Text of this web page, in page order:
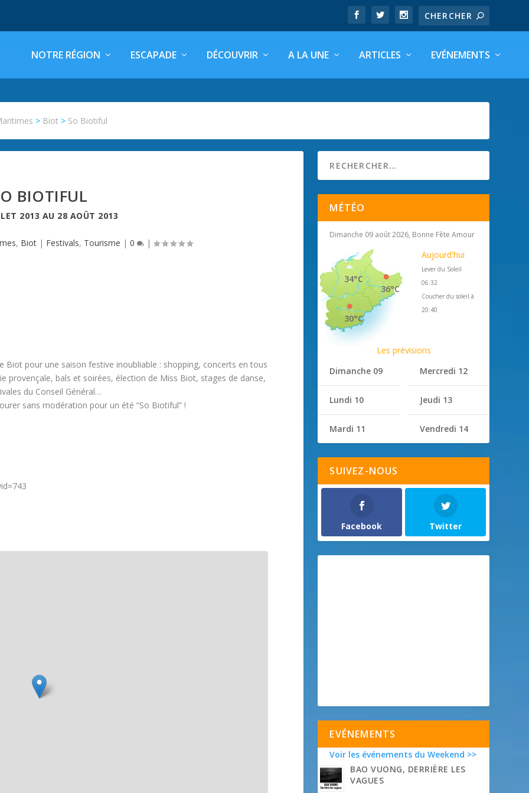
NOTRE RÉGION ESCAPADE DÉCOUVRIR A LA UNE ARTICLES EVÉNEMENTS
> Biot > So Biotiful
BIOTIFUL
2013 AU 28 AOÛT 2013
, Biot | Festivals, Tourisme |0 |
Biot pour une saison festive inoubliable : shopping, concerts en tous
provençale, bals et soirées, élection de Miss Biot, stages de danse,
du Conseil Général…
sans modération pour un été “So Biotiful” !
MÉTÉO
Dimanche 09 août 2026, Bonne Fête Amour
36°C
34°C
30°C
Aujourd'hui
Lever du Soleil
06:32
Coucher du soleil à
20:40
Les prévisions
Dimanche 09
Lundi 10
Mardi 11
Mercredi 12
Jeudi 13
Vendredi 14
SUIVEZ-NOUS
Facebook Twitter
EVÉNEMENTS
Voir les événements du Weekend >>
BAO VUONG, DERRIÈRE LES
VAGUES